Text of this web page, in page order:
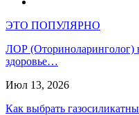
ЭТО ПОПУЛЯРНО
ЛОР (Оториноларинголог)
здоровье…
Июл 13, 2026
Как выбрать